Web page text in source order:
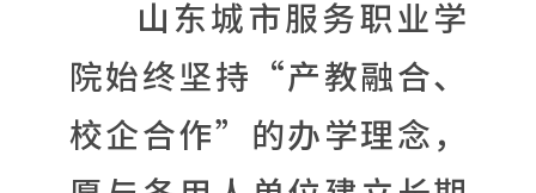
山东城市服务职业学
院始终坚持“产教融合、
校企合作”的办学理念，